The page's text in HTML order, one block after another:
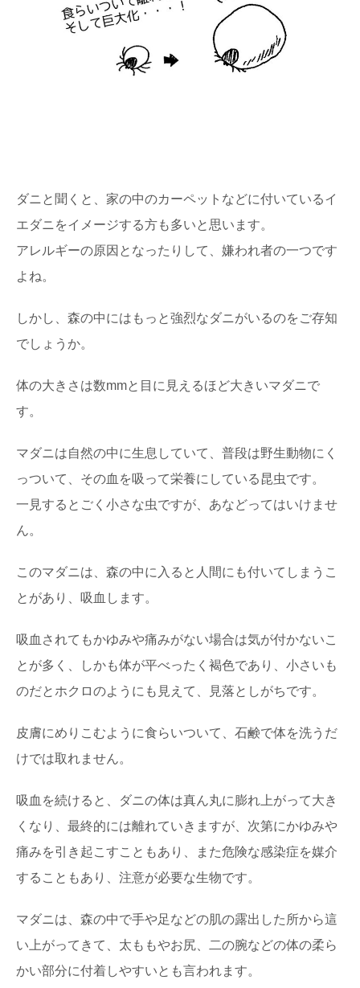
GO！
日本三大美林にも選ばれている秋田県の銘木といえば
「秋田杉」！ 一度は見てみたい天然の杉ですが、...
とめ
大島。 火山に温泉、美味しい海の幸など、椿...
ント「林業機械展」。 とてもマニアックな響き...
石見銀山と地松を巡る旅in島根県大田市
2007年に「石見銀山遺跡とその文化的景観」としてユネ
荘厳な森へモリップ！高野山金剛峯寺奥の院
高野山真言宗総本山である金剛峯寺（和歌山県伊都郡高
針葉樹と広葉樹の違いって何？森から木材ま
木材の種類には「針葉樹」と「広葉樹」があるのはご存
ダニと聞くと、家の中のカーペットなどに付いているイ
エダニをイメージする方も多いと思います。
アレルギーの原因となったりして、嫌われ者の一つです
よね。
しかし、森の中にはもっと強烈なダニがいるのをご存知
でしょうか。
体の大きさは数mmと目に見えるほど大きいマダニで
す。
マダニは自然の中に生息していて、普段は野生動物にく
っついて、その血を吸って栄養にしている昆虫です。
一見するとごく小さな虫ですが、あなどってはいけませ
ん。
このマダニは、森の中に入ると人間にも付いてしまうこ
とがあり、吸血します。
吸血されてもかゆみや痛みがない場合は気が付かないこ
とが多く、しかも体が平べったく褐色であり、小さいも
のだとホクロのようにも見えて、見落としがちです。
皮膚にめりこむように食らいついて、石鹸で体を洗うだ
けでは取れません。
吸血を続けると、ダニの体は真ん丸に膨れ上がって大き
くなり、最終的には離れていきますが、次第にかゆみや
痛みを引き起こすこともあり、また危険な感染症を媒介
することもあり、注意が必要な生物です。
マダニは、森の中で手や足などの肌の露出した所から這
い上がってきて、太ももやお尻、二の腕などの体の柔ら
かい部分に付着しやすいとも言われます。